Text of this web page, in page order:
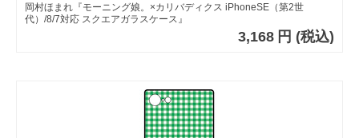
岡村ほまれ『モーニング娘。×カリバディクス iPhoneSE（第2世
代）/8/7対応 スクエアガラスケース』
3,168 円 (税込)